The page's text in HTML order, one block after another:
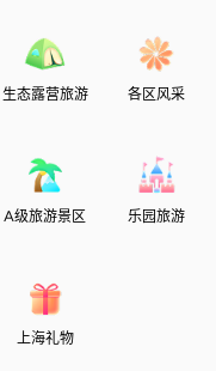
生态露营旅游 各区风采
A级旅游景区 乐园旅游
上海礼物